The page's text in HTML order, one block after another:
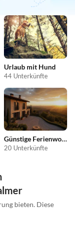
Urlaub mit Hund
44 Unterkünfte
Günstige Ferienwohnungen
20 Unterkünfte
bieten. Diese